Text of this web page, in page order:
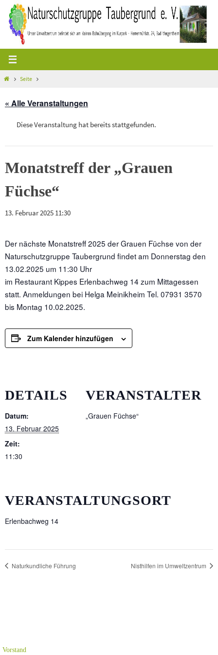
Zum
Inhalt
springen
StartSeite
« Alle Veranstaltungen
Diese Veranstaltung hat bereits stattgefunden.
Monatstreff der „Grauen
Füchse“
13. Februar 2025 11:30
Der nächste Monatstreff 2025 der Grauen Füchse von der
Naturschutzgruppe Taubergrund findet am Donnerstag den
13.02.2025 um 11:30 Uhr
im Restaurant Kippes Erlenbachweg 14 zum Mittagessen
statt. Anmeldungen bei Helga Meinikheim Tel. 07931 3570
bis Montag 10.02.2025.
Zum Kalender hinzufügen
DETAILS
Datum:
13. Februar 2025
Zeit:
11:30
VERANSTALTER
„Grauen Füchse“
VERANSTALTUNGSORT
Erlenbachweg 14
Naturkundliche Führung Nisthilfen im Umweltzentrum
Vorstand